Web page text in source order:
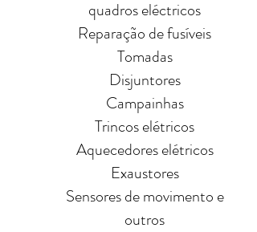
quadros eléctricos
Reparação de fusíveis
Tomadas
Disjuntores
Campainhas
Trincos elétricos
Aquecedores elétricos
Exaustores
Sensores de movimento e
outros